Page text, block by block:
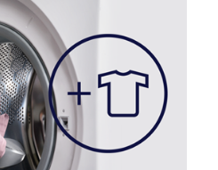
衣机厂家的说明规范操作，也可洗
物。按照衣物护理标签上针对干燥